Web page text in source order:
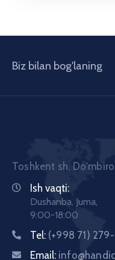
Biz bilan bog'laning
Toshkent sh.
Ish vaqti:
Dushanba, Juma,
9:00-18:00
Tel: (+998 71)
Email: